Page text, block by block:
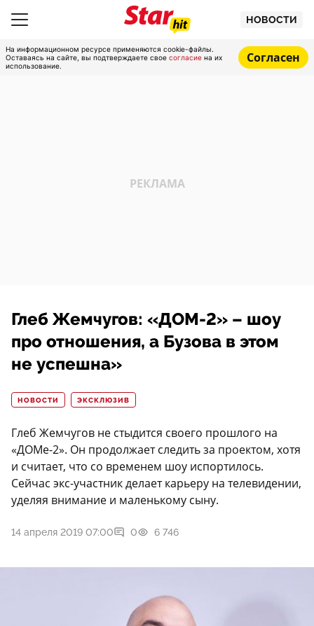
НОВОСТИ
На информационном ресурсе применяются cookie-файлы.
Оставаясь на сайте, вы подтверждаете свое согласие на их
использование.
Согласен
Глеб Жемчугов: «ДОМ-2» – шоу
про отношения, а Бузова в этом
не успешна»
НОВОСТИ ЭКСКЛЮЗИВ
Глеб Жемчугов не стыдится своего прошлого на
«ДОМе-2». Он продолжает следить за проектом, хотя
и считает, что со временем шоу испортилось.
Сейчас экс-участник делает карьеру на телевидении,
уделяя внимание и маленькому сыну.
14 апреля 2019 07:00 0 6 746